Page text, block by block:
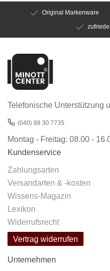
Original Markenware
Telefonische Unterstützung
(040) 88 30 7735
Montag - Freitag: 08.00 -
Kundenservice
Zahlungsarten
Versandarten & -kosten
Wissens-Magazin
Lexikon
Widerrufsrecht
Vertrag widerrufen
Unternehmen